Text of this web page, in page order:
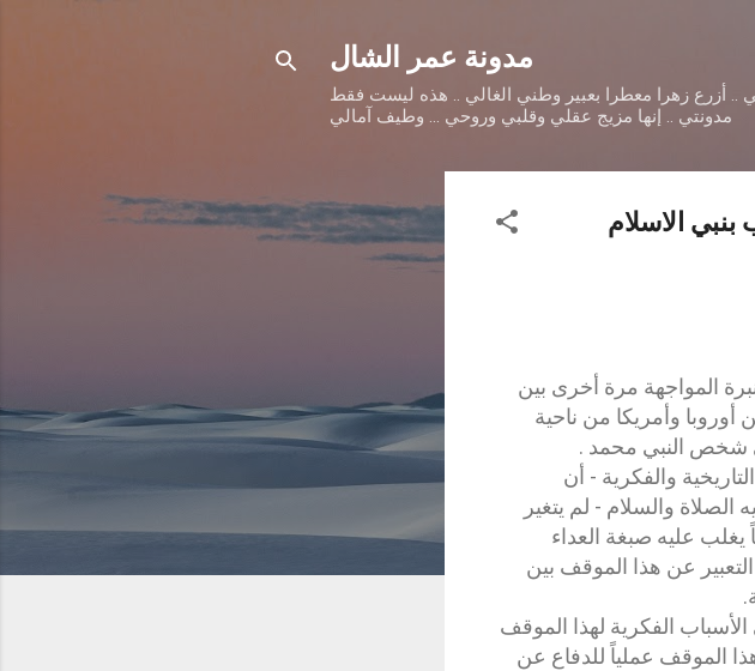
مدونة عمر الشال
.. أزرع زهرا معطرا بعبير وطني الغالي .. هذه ليست فقط
مدونتي .. إنها مزيج عقلي وقلبي وروحي ... وطيف آمالي
بنبي الاسلام
المواجهة مرة أخرى بين
أوروبا وأمريكا من ناحية
شخص النبي محمد .
والفكرية - أن
والسلام - لم يتغير
يغلب عليه صبغة العداء
عن هذا الموقف بين
الفكرية لهذا الموقف
الموقف عملياً للدفاع عن